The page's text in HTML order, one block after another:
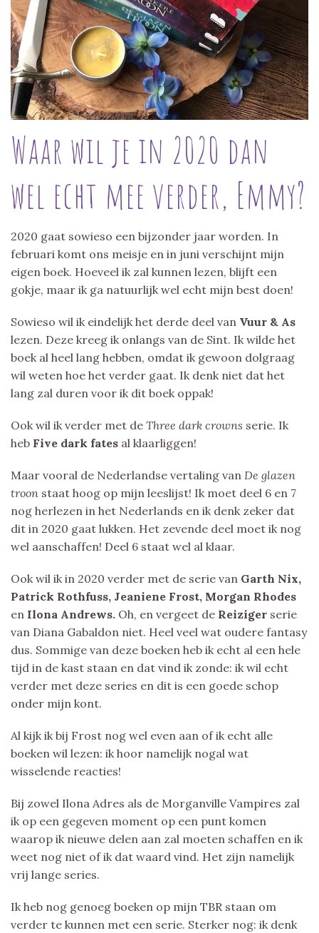
Waar wil je in 2020 dan
wel echt mee verder, Emmy?
2020 gaat sowieso een bijzonder jaar worden. In
februari komt ons meisje en in juni verschijnt mijn
eigen boek. Hoeveel ik zal kunnen lezen, blijft een
gokje, maar ik ga natuurlijk wel echt mijn best doen!
Sowieso wil ik eindelijk het derde deel van Vuur & As
lezen. Deze kreeg ik onlangs van de Sint. Ik wilde het
boek al heel lang hebben, omdat ik gewoon dolgraag
wil weten hoe het verder gaat. Ik denk niet dat het
lang zal duren voor ik dit boek oppak!
Ook wil ik verder met de Three dark crowns serie. Ik
heb Five dark fates al klaarliggen!
Maar vooral de Nederlandse vertaling van De glazen
troon staat hoog op mijn leeslijst! Ik moet deel 6 en 7
nog herlezen in het Nederlands en ik denk zeker dat
dit in 2020 gaat lukken. Het zevende deel moet ik nog
wel aanschaffen! Deel 6 staat wel al klaar.
Ook wil ik in 2020 verder met de serie van Garth Nix,
Patrick Rothfuss, Jeaniene Frost, Morgan Rhodes
en Ilona Andrews. Oh, en vergeet de Reiziger serie
van Diana Gabaldon niet. Heel veel wat oudere fantasy
dus. Sommige van deze boeken heb ik echt al een hele
tijd in de kast staan en dat vind ik zonde: ik wil echt
verder met deze series en dit is een goede schop
onder mijn kont.
Al kijk ik bij Frost nog wel even aan of ik echt alle
boeken wil lezen: ik hoor namelijk nogal wat
wisselende reacties!
Bij zowel Ilona Adres als de Morganville Vampires zal
ik op een gegeven moment op een punt komen
waarop ik nieuwe delen aan zal moeten schaffen en ik
weet nog niet of ik dat waard vind. Het zijn namelijk
vrij lange series.
Ik heb nog genoeg boeken op mijn TBR staan om
verder te kunnen met een serie. Sterker nog: ik denk